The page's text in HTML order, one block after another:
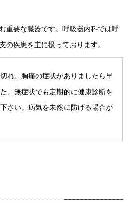
重要な臓器です。呼吸器内科では呼
の疾患を主に扱っております。
れ、胸痛の症状がありましたら早
、無症状でも定期的に健康診断を
さい。病気を未然に防げる場合が